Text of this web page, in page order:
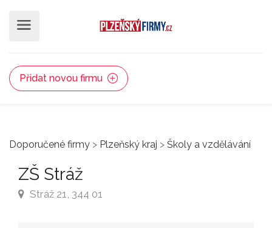
Přidat novou firmu
Doporučené firmy > Plzeňský kraj > Školy a vzdělávání
ZŠ Stráž
Stráž 21, 344 01